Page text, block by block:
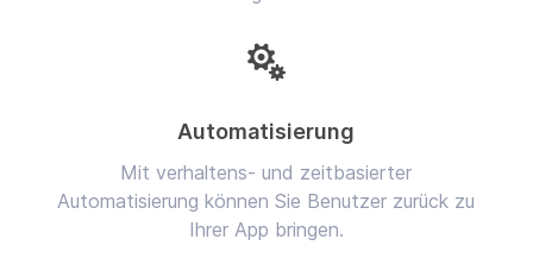

Automatisierung
Mit verhaltens- und zeitbasierter
Automatisierung können Sie Benutzer zurück zu
Ihrer App bringen.